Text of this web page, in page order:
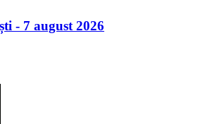
- 7 august 2026